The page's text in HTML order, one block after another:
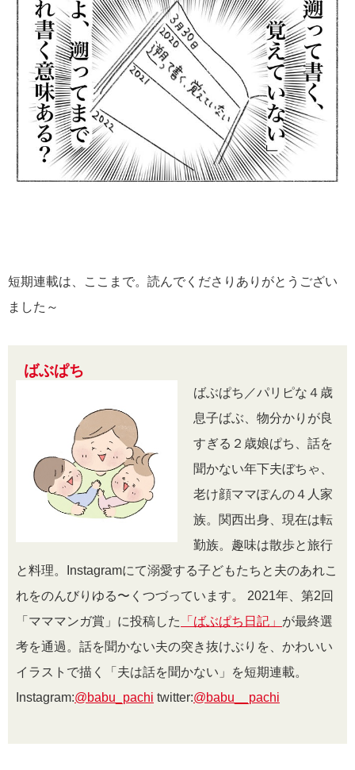
短期連載は、ここまで。読んでくださりありがとうござい
ました～
ばぶぱち
ばぶぱち／パリピな４歳
息子ばぶ、物分かりが良
すぎる２歳娘ぱち、話を
聞かない年下夫ぼちゃ、
老け顔ママぽんの４人家
族。関西出身、現在は転
勤族。趣味は散歩と旅行
と料理。Instagramにて溺愛する子どもたちと夫のあれこ
れをのんびりゆる〜くつづっています。 2021年、第2回
「マママンガ賞」に投稿した
「ばぶぱち日記」 が最終選
考を通過。話を聞かない夫の突き抜けぶりを、かわいい
イラストで描く「夫は話を聞かない」を短期連載。
Instagram:@babu_pachi twitter:@babu__pachi